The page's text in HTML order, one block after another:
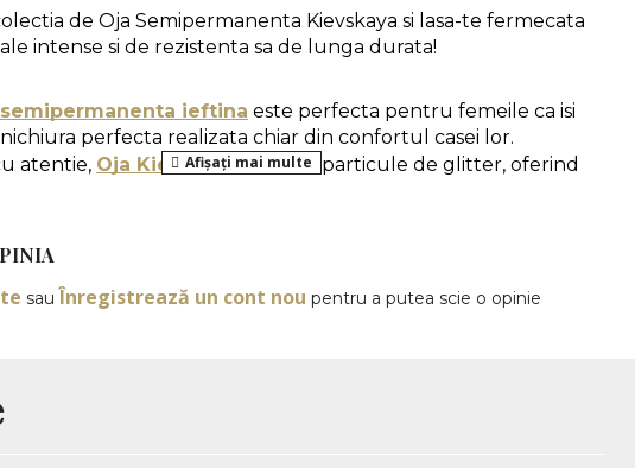
de Oja Semipermanenta Kievskaya si lasa-te fermecata
intense si de rezistenta sa de lunga durata!
ieftina este perfecta pentru femeile ca isi
perfecta realizata chiar din confortul casei lor.
atentie, Oja Kievskaya contine particule de glitter, oferind
unghiei naturale:
bazei:
in 120 de secunde in lampa UV.
sau Înregistrează un cont nou pentru a putea scie o opinie